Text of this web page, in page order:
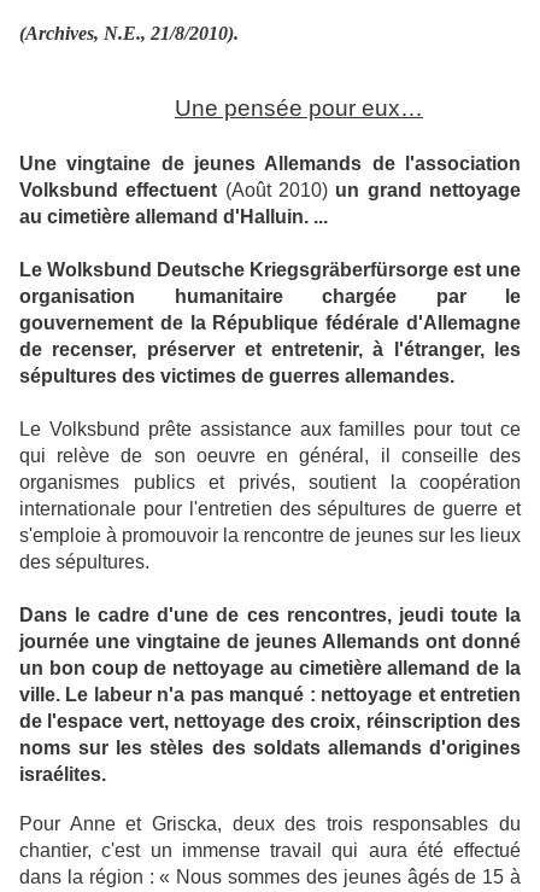
(Archives, N.E., 21/8/2010).
Une pensée pour eux…
Une vingtaine de jeunes Allemands de l'association
Volksbund effectuent (Août 2010) un grand nettoyage
au cimetière allemand d'Halluin. ...
Le Wolksbund Deutsche Kriegsgräberfürsorge est une
organisation humanitaire chargée par le
gouvernement de la République fédérale d'Allemagne
de recenser, préserver et entretenir, à l'étranger, les
sépultures des victimes de guerres allemandes.
Le Volksbund prête assistance aux familles pour tout ce
qui relève de son oeuvre en général, il conseille des
organismes publics et privés, soutient la coopération
internationale pour l'entretien des sépultures de guerre et
s'emploie à promouvoir la rencontre de jeunes sur les lieux
des sépultures.
Dans le cadre d'une de ces rencontres, jeudi toute la
journée une vingtaine de jeunes Allemands ont donné
un bon coup de nettoyage au cimetière allemand de la
ville. Le labeur n'a pas manqué : nettoyage et entretien
de l'espace vert, nettoyage des croix, réinscription des
noms sur les stèles des soldats allemands d'origines
israélites.
Pour Anne et Griscka, deux des trois responsables du
chantier, c'est un immense travail qui aura été effectué
dans la région : « Nous sommes des jeunes âgés de 15 à